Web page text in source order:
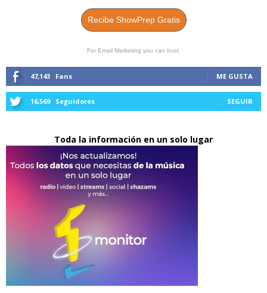
Recibe ShowPrep Gratis
For Email Marketing you can trust.
47,143 Fans ME GUSTA
16,569 Seguidores SEGUIR
Toda la información en un solo lugar